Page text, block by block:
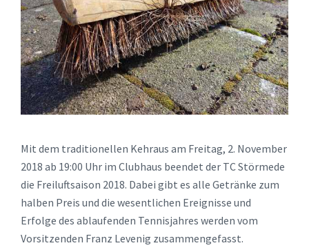
Mit dem traditionellen Kehraus am Freitag, 2. November
2018 ab 19:00 Uhr im Clubhaus beendet der TC Störmede
die Freiluftsaison 2018. Dabei gibt es alle Getränke zum
halben Preis und die wesentlichen Ereignisse und
Erfolge des ablaufenden Tennisjahres werden vom
Vorsitzenden Franz Levenig zusammengefasst.